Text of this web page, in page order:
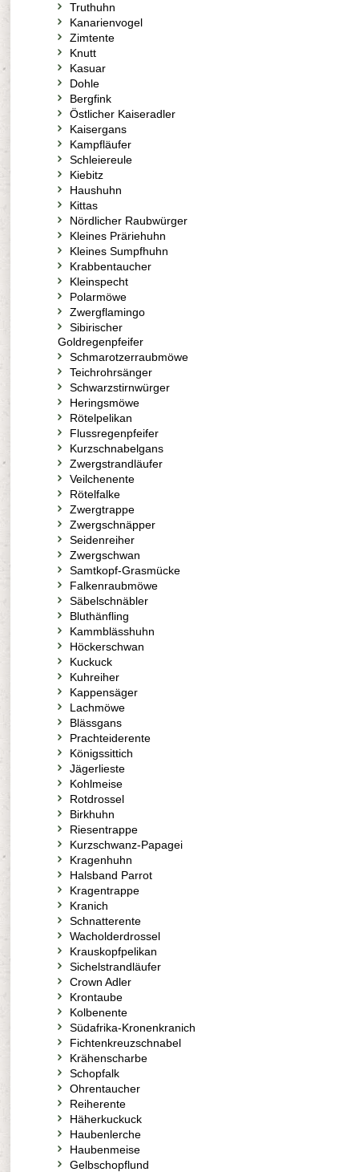
Truthuhn
Kanarienvogel
Zimtente
Knutt
Kasuar
Dohle
Bergfink
Östlicher Kaiseradler
Kaisergans
Kampfläufer
Schleiereule
Kiebitz
Haushuhn
Kittas
Nördlicher Raubwürger
Kleines Präriehuhn
Kleines Sumpfhuhn
Krabbentaucher
Kleinspecht
Polarmöwe
Zwergflamingo
Sibirischer
Goldregenpfeifer
Schmarotzerraubmöwe
Teichrohrsänger
Schwarzstirnwürger
Heringsmöwe
Rötelpelikan
Flussregenpfeifer
Kurzschnabelgans
Zwergstrandläufer
Veilchenente
Rötelfalke
Zwergtrappe
Zwergschnäpper
Seidenreiher
Zwergschwan
Samtkopf-Grasmücke
Falkenraubmöwe
Säbelschnäbler
Bluthänfling
Kammblässhuhn
Höckerschwan
Kuckuck
Kuhreiher
Kappensäger
Lachmöwe
Blässgans
Prachteiderente
Königssittich
Jägerlieste
Kohlmeise
Rotdrossel
Birkhuhn
Riesentrappe
Kurzschwanz-Papagei
Kragenhuhn
Halsband Parrot
Kragentrappe
Kranich
Schnatterente
Wacholderdrossel
Krauskopfpelikan
Sichelstrandläufer
Crown Adler
Krontaube
Kolbenente
Südafrika-Kronenkranich
Fichtenkreuzschnabel
Krähenscharbe
Schopfalk
Ohrentaucher
Reiherente
Häherkuckuck
Haubenlerche
Haubenmeise
Gelbschopflund